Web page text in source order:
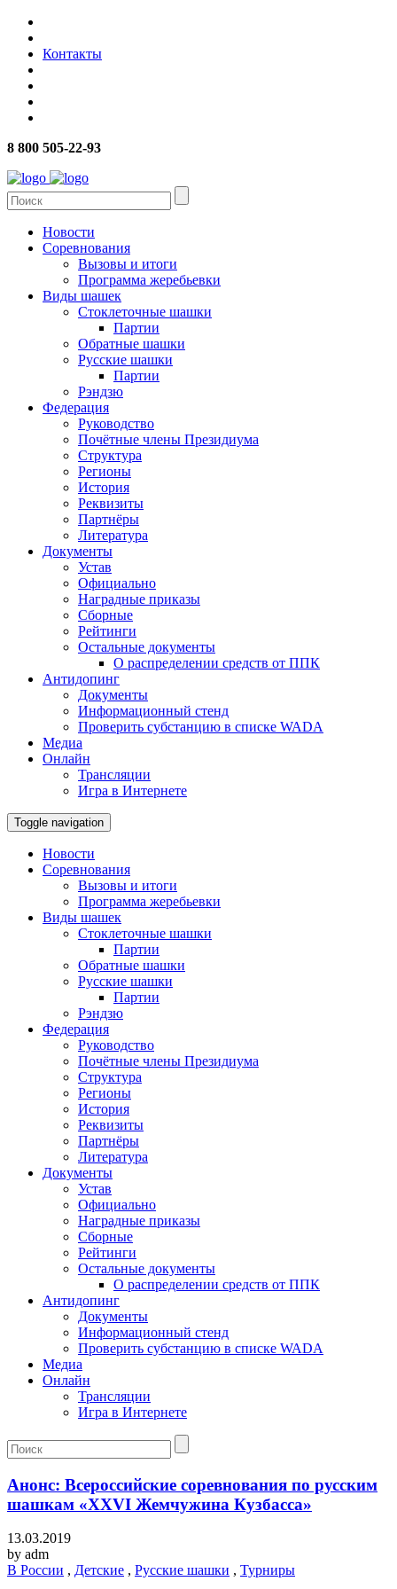
Контакты
8 800 505-22-93
Новости
Соревнования
Вызовы и итоги
Программа жеребьевки
Виды шашек
Стоклеточные шашки
Партии
Обратные шашки
Русские шашки
Партии
Рэндзю
Федерация
Руководство
Почётные члены Президиума
Структура
Регионы
История
Реквизиты
Партнёры
Литература
Документы
Устав
Официально
Наградные приказы
Сборные
Рейтинги
Остальные документы
О распределении средств от ППК
Антидопинг
Документы
Информационный стенд
Проверить субстанцию в списке WADA
Медиа
Онлайн
Трансляции
Игра в Интернете
Toggle navigation
Новости
Соревнования
Вызовы и итоги
Программа жеребьевки
Виды шашек
Стоклеточные шашки
Партии
Обратные шашки
Русские шашки
Партии
Рэндзю
Федерация
Руководство
Почётные члены Президиума
Структура
Регионы
История
Реквизиты
Партнёры
Литература
Документы
Устав
Официально
Наградные приказы
Сборные
Рейтинги
Остальные документы
О распределении средств от ППК
Антидопинг
Документы
Информационный стенд
Проверить субстанцию в списке WADA
Медиа
Онлайн
Трансляции
Игра в Интернете
Анонс: Всероссийские соревнования по русским
шашкам «XXVI Жемчужина Кузбасса»
13.03.2019
by adm
В России , Детские , Русские шашки , Турниры